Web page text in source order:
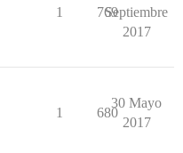
1 769
Septiembre
2017
1 680
30 Mayo
2017